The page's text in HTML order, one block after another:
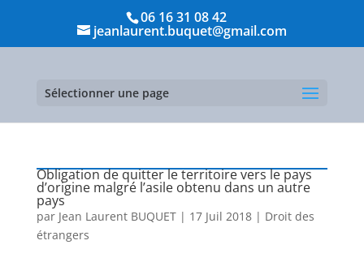
06 16 31 08 42
jeanlaurent.buquet@gmail.com
Sélectionner une page
Obligation de quitter le territoire vers le pays
d’origine malgré l’asile obtenu dans un autre
pays
par Jean Laurent BUQUET| 17 Juil 2018| Droit des
étrangers